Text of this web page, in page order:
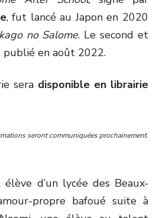
, fut lancé au Japon en 2020
no Salome. Le second et
en août 2022.
sera disponible en librairie
seront communiquées prochainement.
d’un lycée des Beaux-
propre bafoué suite à